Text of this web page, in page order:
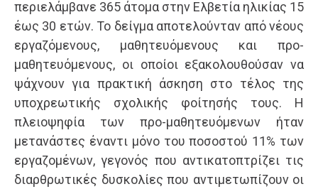
περιελάμβανε 365 άτομα στην Ελβετία ηλικίας 15
έως 30 ετών. Το δείγμα αποτελούνταν από νέους
εργαζόμενους, μαθητευόμενους και προ-
μαθητευόμενους, οι οποίοι εξακολουθούσαν να
ψάχνουν για πρακτική άσκηση στο τέλος της
υποχρεωτικής σχολικής φοίτησής τους. Η
πλειοψηφία των προ-μαθητευόμενων ήταν
μετανάστες έναντι μόνο του ποσοστού 11% των
εργαζομένων, γεγονός που αντικατοπτρίζει τις
διαρθρωτικές δυσκολίες που αντιμετωπίζουν οι